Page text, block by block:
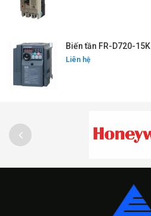
Biến tần FR-D720-15K
Liên hệ